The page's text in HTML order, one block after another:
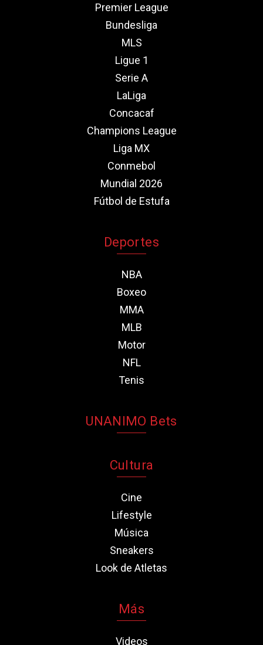
Premier League
Bundesliga
MLS
Ligue 1
Serie A
LaLiga
Concacaf
Champions League
Liga MX
Conmebol
Mundial 2026
Fútbol de Estufa
Deportes
NBA
Boxeo
MMA
MLB
Motor
NFL
Tenis
UNANIMO Bets
Cultura
Cine
Lifestyle
Música
Sneakers
Look de Atletas
Más
Videos